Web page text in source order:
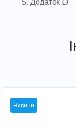
5. Додаток D
Новини